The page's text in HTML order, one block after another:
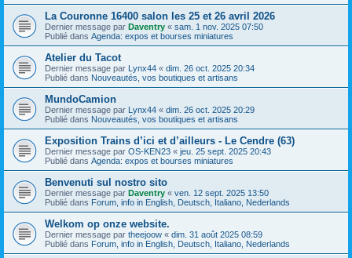
La Couronne 16400 salon les 25 et 26 avril 2026
Dernier message par Daventry « sam. 1 nov. 2025 07:50
Publié dans Agenda: expos et bourses miniatures
Atelier du Tacot
Dernier message par Lynx44 « dim. 26 oct. 2025 20:34
Publié dans Nouveautés, vos boutiques et artisans
MundoCamion
Dernier message par Lynx44 « dim. 26 oct. 2025 20:29
Publié dans Nouveautés, vos boutiques et artisans
Exposition Trains d’ici et d’ailleurs - Le Cendre (63)
Dernier message par OS-KEN23 « jeu. 25 sept. 2025 20:43
Publié dans Agenda: expos et bourses miniatures
Benvenuti sul nostro sito
Dernier message par Daventry « ven. 12 sept. 2025 13:50
Publié dans Forum, info in English, Deutsch, Italiano, Nederlands
Welkom op onze website.
Dernier message par theejoow « dim. 31 août 2025 08:59
Publié dans Forum, info in English, Deutsch, Italiano, Nederlands